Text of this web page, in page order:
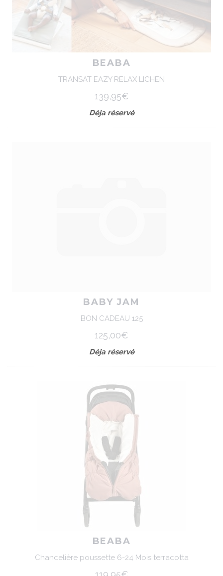
BEABA
TRANSAT EAZY RELAX LICHEN
139,95€
Déja réservé
BABY JAM
BON CADEAU 125
125,00€
Déja réservé
BEABA
Chancelière poussette 6-24 Mois terracotta